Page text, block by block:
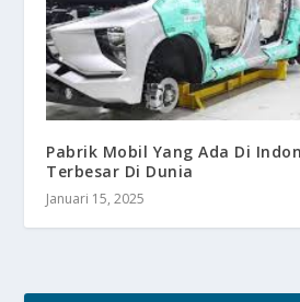
Pabrik Mobil Yang Ada Di
Terbesar Di Dunia
Januari 15, 2025